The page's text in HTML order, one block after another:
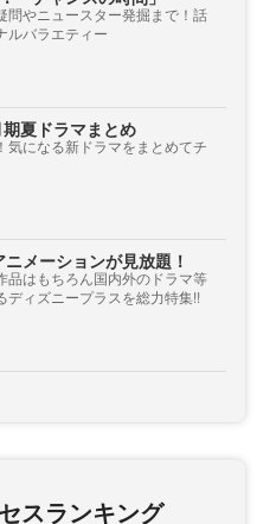
問やニュースター発掘まで！話
ルバラエティー
夏ドラマまとめ
気になる新ドラマをまとめてチ
ニメーションが見放題！
品はもちろん国内外のドラマ等
ディズニープラスを総力特集!!
スランキング